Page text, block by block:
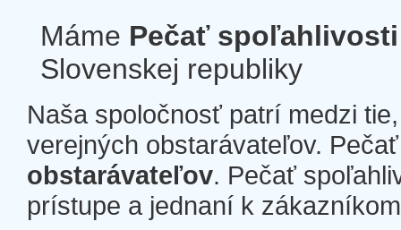
Máme Pečať spoľahlivosti
Slovenskej republiky
Naša spoločnosť patrí medzi
verejných obstarávateľov.
obstarávateľov. Pečať
prístupe a jednaní k